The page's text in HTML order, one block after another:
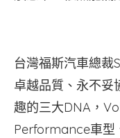
台灣福斯汽車總
卓越品質、永不妥
趣的三大DNA，
Performance車型